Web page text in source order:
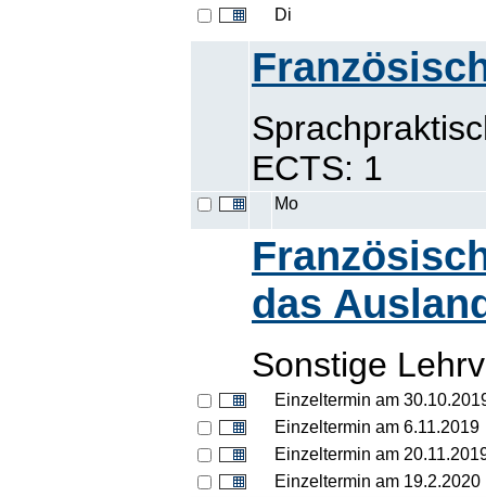
Di
ECTS: 1
Mo
das
Sonstige
Einzeltermin am
Einzeltermin am 6.11.2019
Einzeltermin am
Einzeltermin am 19.2.2020